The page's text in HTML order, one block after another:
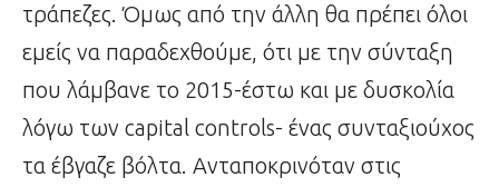
τράπεζες. Όμως από την άλλη θα πρέπει όλοι
εμείς να παραδεχθούμε, ότι με την σύνταξη
που λάμβανε το 2015-έστω και με δυσκολία
λόγω των capital controls- ένας συνταξιούχος
τα έβγαζε βόλτα. Ανταποκρινόταν στις